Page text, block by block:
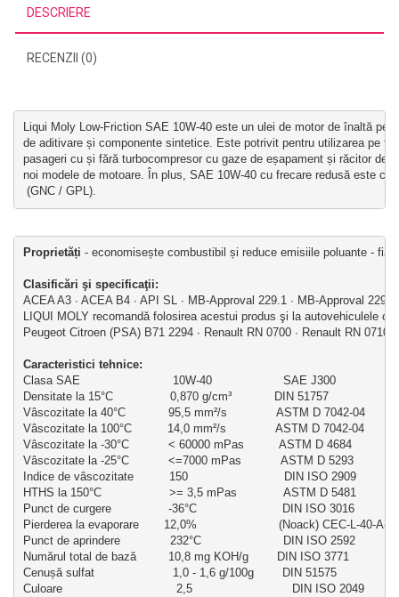
DESCRIERE
RECENZII (0)
Liqui Moly Low-Friction SAE 10W-40 este un ulei de motor de înaltă
de aditivare și componente sintetice. Este potrivit pentru utilizarea pe
pasageri cu și fără turbocompresor cu gaze de eșapament și răcitor
noi modele de motoare. În plus, SAE 10W-40 cu frecare redusă este
(GNC / GPL).
Proprietăți - economisește combustibil și reduce emisiile poluante -
Clasificări şi specificaţii:
ACEA A3 ∙ ACEA B4 ∙ API SL ∙ MB-Approval 229.1 ∙ MB-Approval
LIQUI MOLY recomandă folosirea acestui produs şi la autovehiculele
Peugeot Citroen (PSA) B71 2294 ∙ Renault RN 0700 ∙ Renault RN 0710
Caracteristici tehnice:
Clasa SAE                          10W-40                    SAE J300
Densitate la 15°C                0,870 g/cm³            DIN 51757
Vâscozitate la 40°C            95,5 mm²/s              ASTM D 7042-04
Vâscozitate la 100°C          14,0 mm²/s              ASTM D 7042-04
Vâscozitate la -30°C           < 60000 mPas          ASTM D 4684
Vâscozitate la -25°C           <=7000 mPas           ASTM D 5293
Indice de vâscozitate          150                           DIN ISO 2909
HTHS la 150°C                   >= 3,5 mPas             ASTM D 5481
Punct de curgere                -36°C                        DIN ISO 3016
Pierderea la evaporare       12,0%                       (Noack) CEC-L-40-A-93
Punct de aprindere              232°C                       DIN ISO 2592
Numărul total de bază         10,8 mg KOH/g        DIN ISO 3771
Cenușă sulfat                      1,0 - 1,6 g/100g        DIN 51575
Culoare                                2,5                            DIN ISO 2049